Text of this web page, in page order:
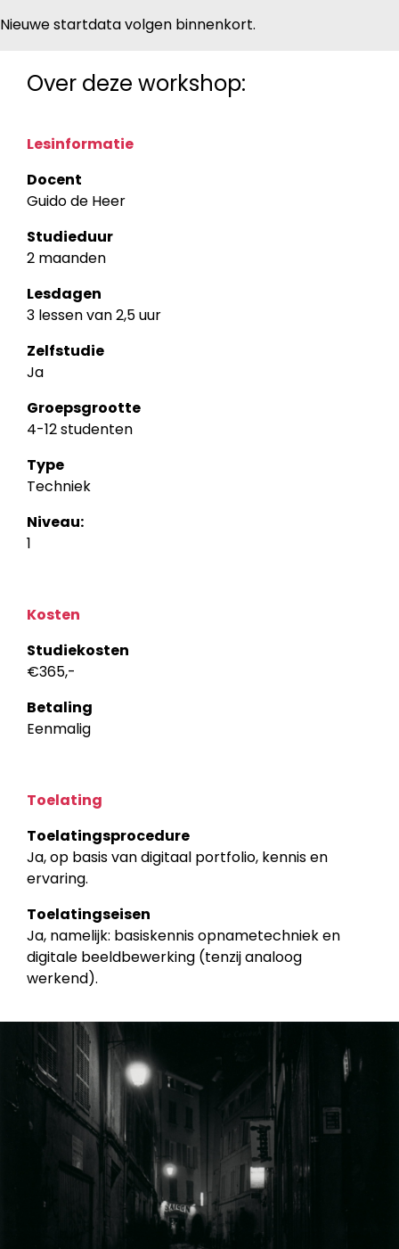
Over deze workshop:
Lesinformatie
Docent
Guido de Heer
Studieduur
2 maanden
Lesdagen
3 lessen van 2,5 uur
Zelfstudie
Ja
Groepsgrootte
4-12 studenten
Type
Techniek
Niveau:
1
Kosten
Studiekosten
€365,-
Betaling
Eenmalig
Toelating
Toelatingsprocedure
Ja, op basis van digitaal portfolio, kennis en
ervaring.
Toelatingseisen
Ja, namelijk: basiskennis opnametechniek en
digitale beeldbewerking (tenzij analoog
werkend).
Nieuwe startdata volgen binnenkort.